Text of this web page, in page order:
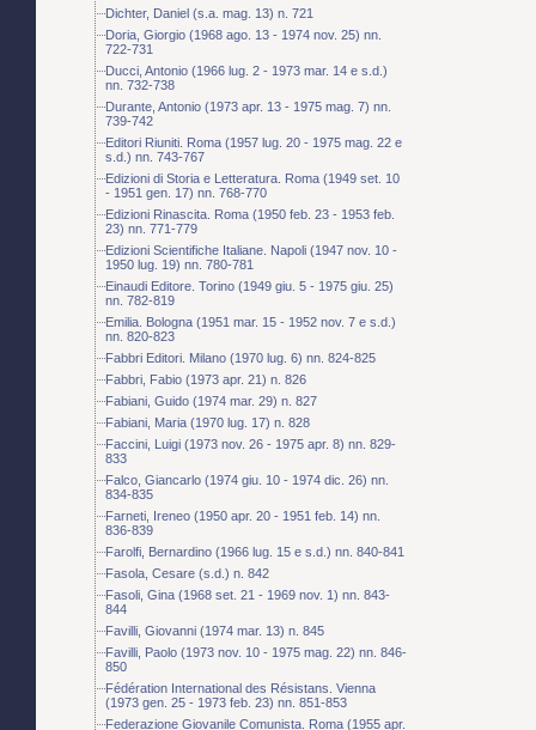
Dichter, Daniel (s.a. mag. 13) n. 721
Doria, Giorgio (1968 ago. 13 - 1974 nov. 25) nn.
722-731
Ducci, Antonio (1966 lug. 2 - 1973 mar. 14 e s.d.)
nn. 732-738
Durante, Antonio (1973 apr. 13 - 1975 mag. 7) nn.
739-742
Editori Riuniti. Roma (1957 lug. 20 - 1975 mag. 22 e
s.d.) nn. 743-767
Edizioni di Storia e Letteratura. Roma (1949 set. 10
- 1951 gen. 17) nn. 768-770
Edizioni Rinascita. Roma (1950 feb. 23 - 1953 feb.
23) nn. 771-779
Edizioni Scientifiche Italiane. Napoli (1947 nov. 10 -
1950 lug. 19) nn. 780-781
Einaudi Editore. Torino (1949 giu. 5 - 1975 giu. 25)
nn. 782-819
Emilia. Bologna (1951 mar. 15 - 1952 nov. 7 e s.d.)
nn. 820-823
Fabbri Editori. Milano (1970 lug. 6) nn. 824-825
Fabbri, Fabio (1973 apr. 21) n. 826
Fabiani, Guido (1974 mar. 29) n. 827
Fabiani, Maria (1970 lug. 17) n. 828
Faccini, Luigi (1973 nov. 26 - 1975 apr. 8) nn. 829-
833
Falco, Giancarlo (1974 giu. 10 - 1974 dic. 26) nn.
834-835
Farneti, Ireneo (1950 apr. 20 - 1951 feb. 14) nn.
836-839
Farolfi, Bernardino (1966 lug. 15 e s.d.) nn. 840-841
Fasola, Cesare (s.d.) n. 842
Fasoli, Gina (1968 set. 21 - 1969 nov. 1) nn. 843-
844
Favilli, Giovanni (1974 mar. 13) n. 845
Favilli, Paolo (1973 nov. 10 - 1975 mag. 22) nn. 846-
850
Fédération International des Résistans. Vienna
(1973 gen. 25 - 1973 feb. 23) nn. 851-853
Federazione Giovanile Comunista. Roma (1955 apr.